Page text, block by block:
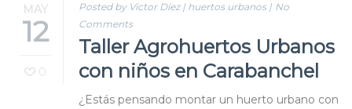
MAY
12
0
Posted by Víctor Díez| huertos urbanos| No
Comments
Taller Agrohuertos Urbanos
con niños en Carabanchel
¿Estás pensando montar un huerto urbano con